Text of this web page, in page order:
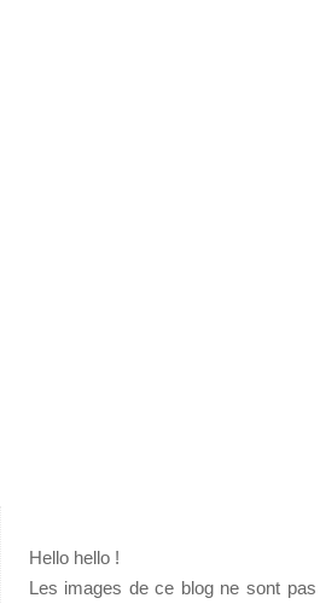
Hello hello !
Les images de ce blog ne sont